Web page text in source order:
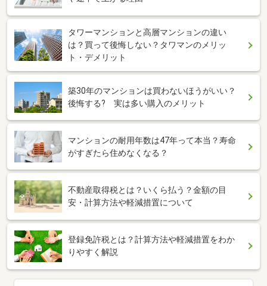
タワーマンションと高層マンションの違い
は？買って後悔しない？タワマンのメリッ
ト・デメリット
築30年のマンションは買わないほうがいい？
後悔する? 実は多い購入のメリット
マンションの耐用年数は47年って本当？寿命
がすぎたら住めなくなる？
不動産取得税とは？いくら払う？金額の目
安・計算方法や軽減措置について
登録免許税とは？計算方法や軽減措置をわか
りやすく解説